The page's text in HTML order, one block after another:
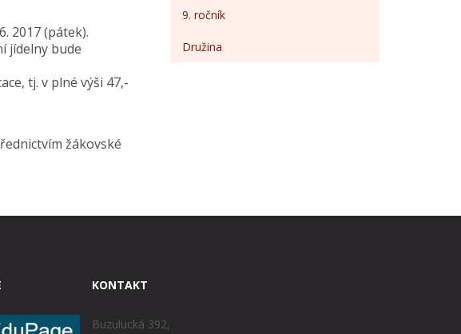
2017 (pátek).
jídelny bude
tj. v plné výši 47,-
žákovské
9. ročník
Družina
KONTAKT
Buzulucká 392,